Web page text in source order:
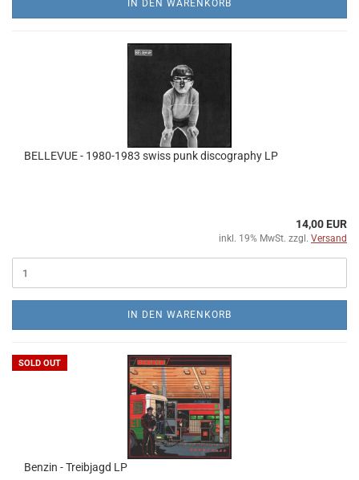
IN DEN WARENKORB
BELLEVUE - 1980-1983 swiss punk discography LP
14,00 EUR
inkl. 19% MwSt. zzgl. Versand
IN DEN WARENKORB
SOLD OUT
Benzin - Treibjagd LP